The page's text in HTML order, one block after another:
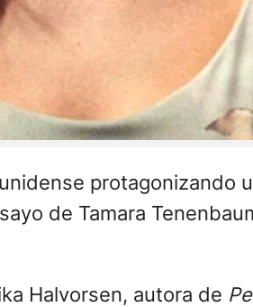
protagonizando
de Tamara
Halvorsen, autora de